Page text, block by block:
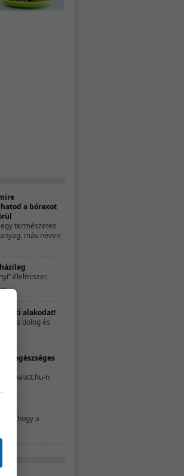
a bóraxot
természetes
más néven
élelmiszer,
előtti alakodat!
dolog és
egészséges
n
hogy a